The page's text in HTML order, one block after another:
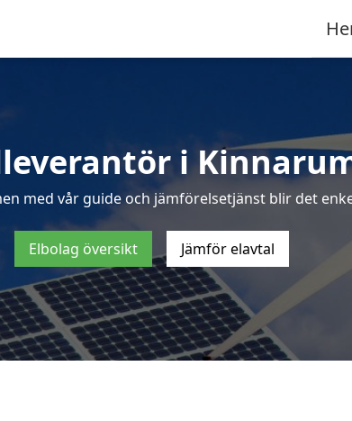
i
med vår guide och jämförelsetjänst blir det
Elbolag översikt Jämför elavtal